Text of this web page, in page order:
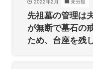
2022年2月 未分類
先祖墓の管理は
が無断で墓石の
ため、台座を残